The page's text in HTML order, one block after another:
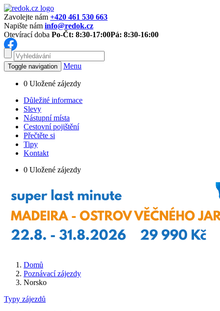
Zavolejte nám +420 461 530 663
Napište nám info@redok.cz
Otevírací doba Po-Čt: 8:30-17:00Pá: 8:30-16:00
Toggle navigation Menu
0 Uložené zájezdy
Důležité informace
Slevy
Nástupní místa
Cestovní pojištění
Přečtěte si
Tipy
Kontakt
0 Uložené zájezdy
Domů
Poznávací zájezdy
Norsko
Typy zájezdů